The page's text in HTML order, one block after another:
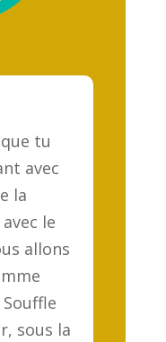
tu
avec
la
le
allons
sous la